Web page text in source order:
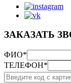
ЗАКАЗАТЬ
ФИО*
ТЕЛЕФОН*